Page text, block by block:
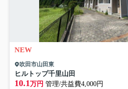
NEW
吹田市山田東
ヒルトップ千里山田
10.1万円 管理/共益費4,000円